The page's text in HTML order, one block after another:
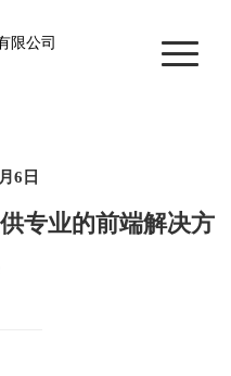
限公司
6日
专业的前端解决方